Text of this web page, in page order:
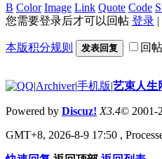
B Color Image Link Quote Code
您需要登录后才可以回帖 登录 |
本版积分规则 发表回复 回
|Archiver|手机版|艺束人生
Powered by Discuz! X3.4© 2001-
GMT+8, 2026-8-9 17:50 ,